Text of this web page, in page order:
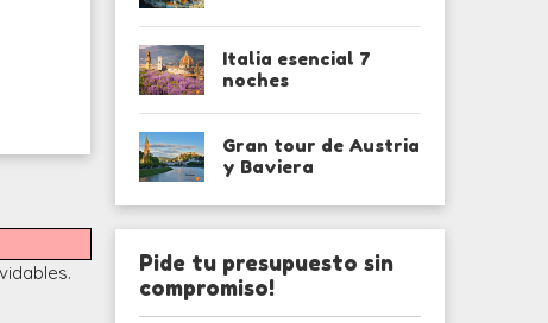
Italia esencial 7
noches
Gran tour de Austria
y Baviera
Pide tu presupuesto sin
compromiso!